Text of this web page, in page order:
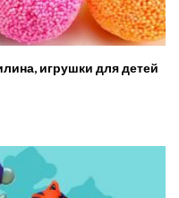
игрушки для детей